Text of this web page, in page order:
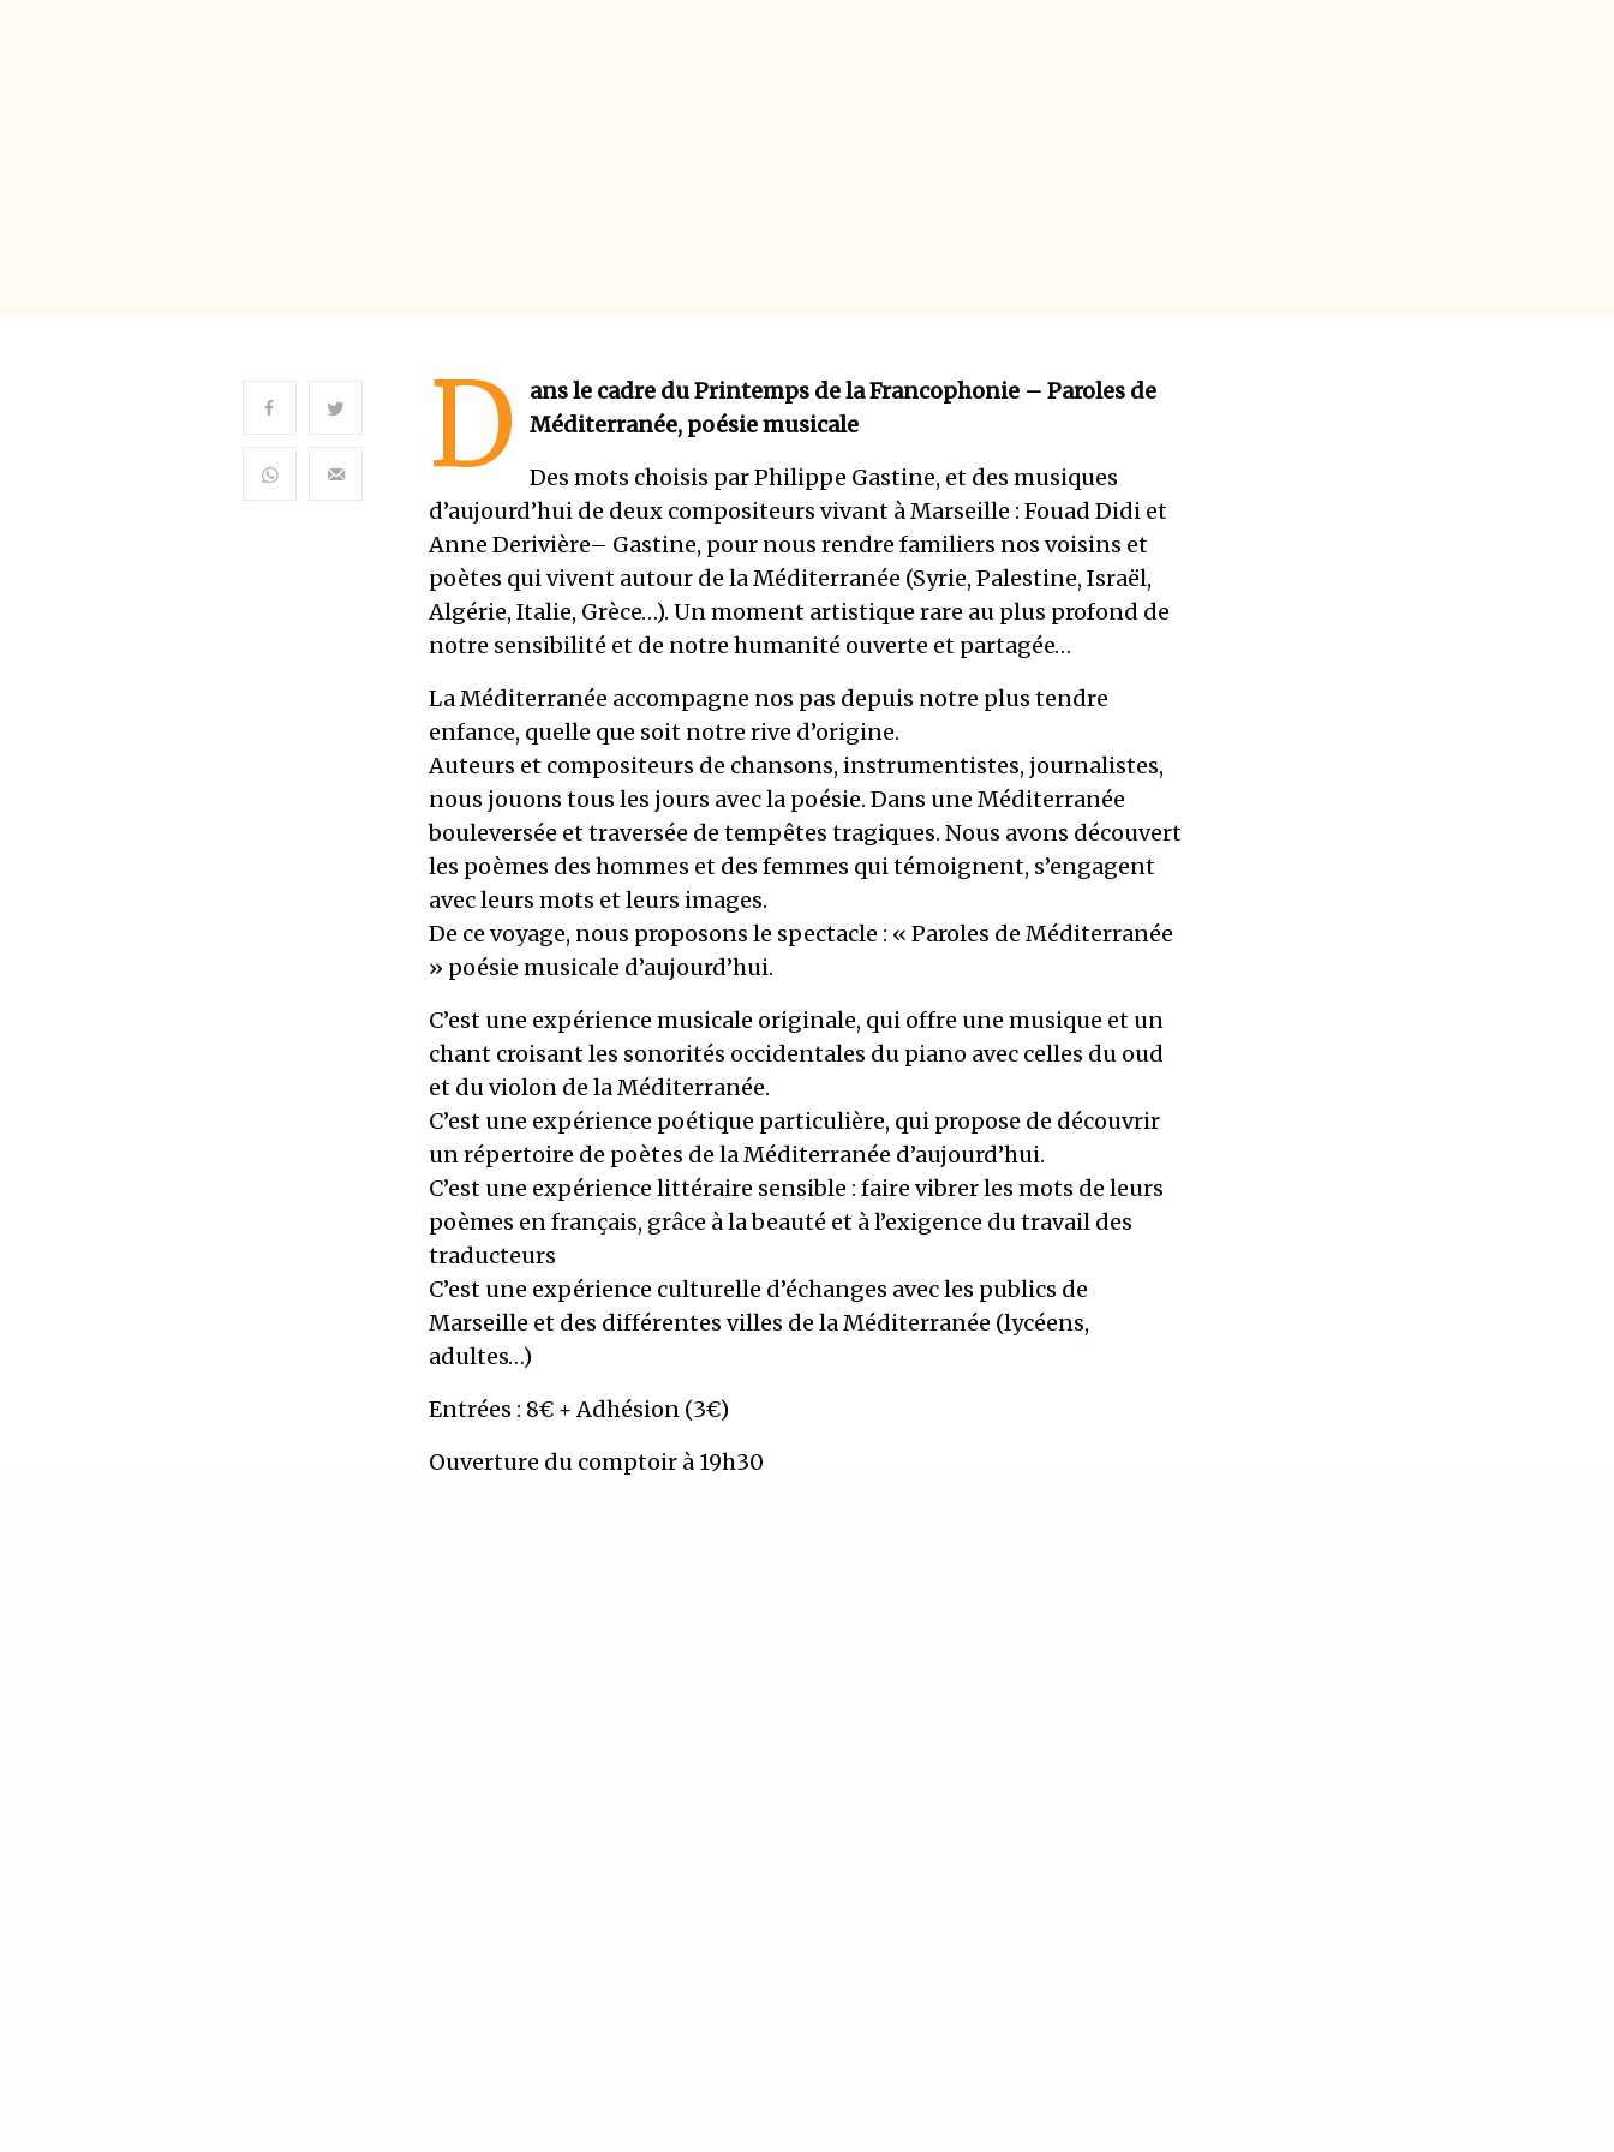
D
ans le cadre du Printemps de la Francophonie – Paroles de
Méditerranée, poésie musicale
Des mots choisis par Philippe Gastine, et des musiques
d’aujourd’hui de deux compositeurs vivant à Marseille : Fouad Didi et
Anne Derivière– Gastine, pour nous rendre familiers nos voisins et
poètes qui vivent autour de la Méditerranée (Syrie, Palestine, Israël,
Algérie, Italie, Grèce…). Un moment artistique rare au plus profond de
notre sensibilité et de notre humanité ouverte et partagée…
La Méditerranée accompagne nos pas depuis notre plus tendre
enfance, quelle que soit notre rive d’origine.
Auteurs et compositeurs de chansons, instrumentistes, journalistes,
nous jouons tous les jours avec la poésie. Dans une Méditerranée
bouleversée et traversée de tempêtes tragiques. Nous avons découvert
les poèmes des hommes et des femmes qui témoignent, s’engagent
avec leurs mots et leurs images.
De ce voyage, nous proposons le spectacle : « Paroles de Méditerranée
» poésie musicale d’aujourd’hui.
C’est une expérience musicale originale, qui offre une musique et un
chant croisant les sonorités occidentales du piano avec celles du oud
et du violon de la Méditerranée.
C’est une expérience poétique particulière, qui propose de découvrir
un répertoire de poètes de la Méditerranée d’aujourd’hui.
C’est une expérience littéraire sensible : faire vibrer les mots de leurs
poèmes en français, grâce à la beauté et à l’exigence du travail des
traducteurs
C’est une expérience culturelle d’échanges avec les publics de
Marseille et des différentes villes de la Méditerranée (lycéens,
adultes…)
Entrées : 8€ + Adhésion (3€)
Ouverture du comptoir à 19h30